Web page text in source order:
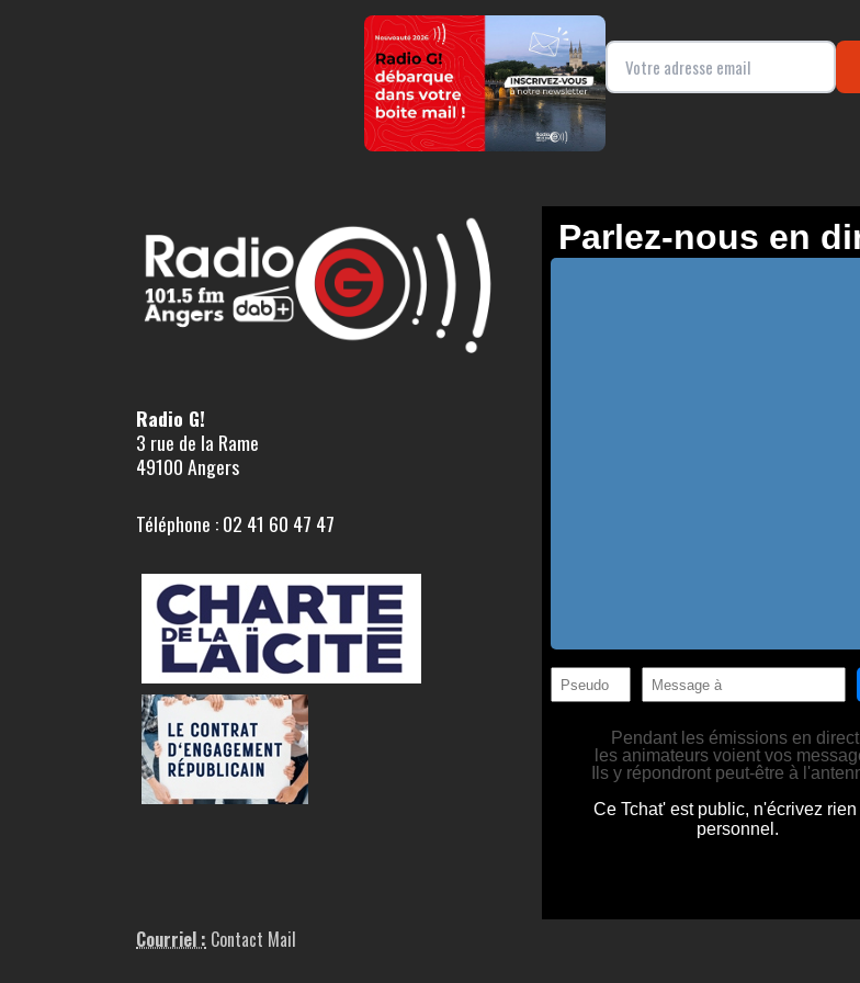
Radio G!
3 rue de la Rame
49100 Angers
Téléphone : 02 41 60 47 47
Courriel : Contact Mail